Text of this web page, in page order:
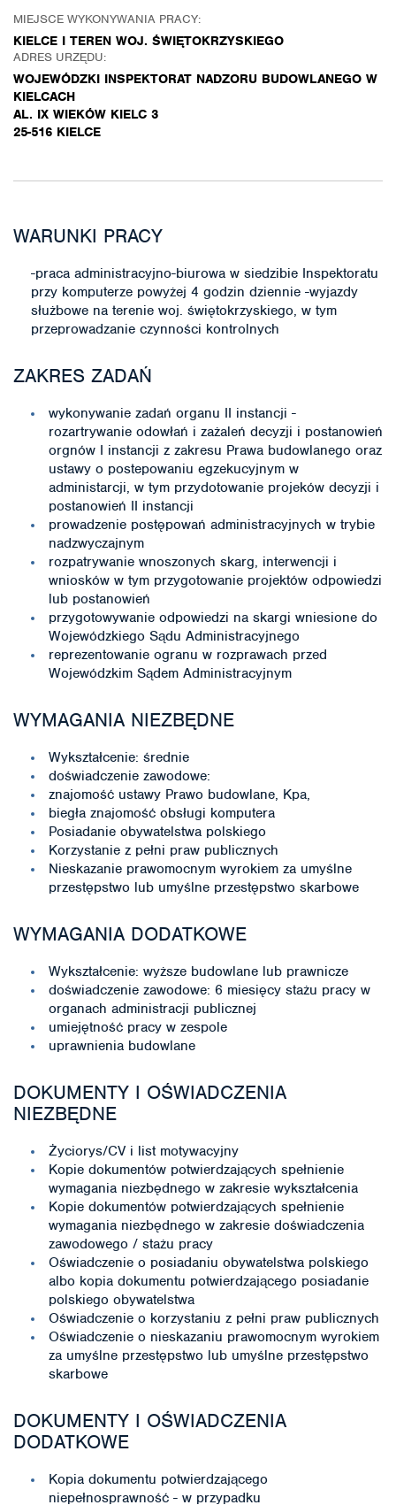
MIEJSCE WYKONYWANIA PRACY:
KIELCE I TEREN WOJ. ŚWIĘTOKRZYSKIEGO
ADRES URZĘDU:
WOJEWÓDZKI INSPEKTORAT NADZORU BUDOWLANEGO W
KIELCACH
AL. IX WIEKÓW KIELC 3
25-516 KIELCE
WARUNKI PRACY
-praca administracyjno-biurowa w siedzibie Inspektoratu
przy komputerze powyżej 4 godzin dziennie -wyjazdy
służbowe na terenie woj. świętokrzyskiego, w tym
przeprowadzanie czynności kontrolnych
ZAKRES ZADAŃ
wykonywanie zadań organu II instancji -
rozartrywanie odowłań i zażaleń decyzji i postanowień
orgnów I instancji z zakresu Prawa budowlanego oraz
ustawy o postepowaniu egzekucyjnym w
administarcji, w tym przydotowanie projeków decyzji i
postanowień II instancji
prowadzenie postępowań administracyjnych w trybie
nadzwyczajnym
rozpatrywanie wnoszonych skarg, interwencji i
wniosków w tym przygotowanie projektów odpowiedzi
lub postanowień
przygotowywanie odpowiedzi na skargi wniesione do
Wojewódzkiego Sądu Administracyjnego
reprezentowanie ogranu w rozprawach przed
Wojewódzkim Sądem Administracyjnym
WYMAGANIA NIEZBĘDNE
Wykształcenie: średnie
doświadczenie zawodowe:
znajomość ustawy Prawo budowlane, Kpa,
biegła znajomość obsługi komputera
Posiadanie obywatelstwa polskiego
Korzystanie z pełni praw publicznych
Nieskazanie prawomocnym wyrokiem za umyślne
przestępstwo lub umyślne przestępstwo skarbowe
WYMAGANIA DODATKOWE
Wykształcenie: wyższe budowlane lub prawnicze
doświadczenie zawodowe: 6 miesięcy stażu pracy w
organach administracji publicznej
umiejętność pracy w zespole
uprawnienia budowlane
DOKUMENTY I OŚWIADCZENIA
NIEZBĘDNE
Życiorys/CV i list motywacyjny
Kopie dokumentów potwierdzających spełnienie
wymagania niezbędnego w zakresie wykształcenia
Kopie dokumentów potwierdzających spełnienie
wymagania niezbędnego w zakresie doświadczenia
zawodowego / stażu pracy
Oświadczenie o posiadaniu obywatelstwa polskiego
albo kopia dokumentu potwierdzającego posiadanie
polskiego obywatelstwa
Oświadczenie o korzystaniu z pełni praw publicznych
Oświadczenie o nieskazaniu prawomocnym wyrokiem
za umyślne przestępstwo lub umyślne przestępstwo
skarbowe
DOKUMENTY I OŚWIADCZENIA
DODATKOWE
Kopia dokumentu potwierdzającego
niepełnosprawność - w przypadku